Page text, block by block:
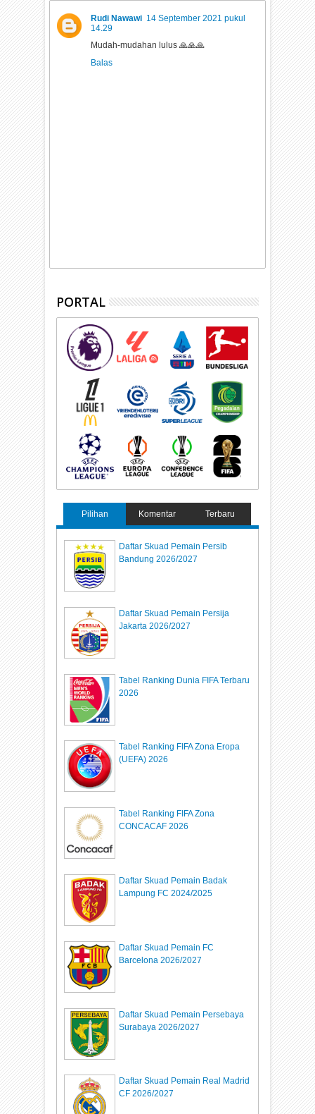
Rudi Nawawi 14 September 2021 pukul
14.29
Mudah-mudahan lulus 🙏🙏🙏
Balas
PORTAL
Pilihan Komentar Terbaru
Daftar Skuad Pemain Persib
Bandung 2026/2027
Daftar Skuad Pemain Persija
Jakarta 2026/2027
Tabel Ranking Dunia FIFA Terbaru
2026
Tabel Ranking FIFA Zona Eropa
(UEFA) 2026
Tabel Ranking FIFA Zona
CONCACAF 2026
Daftar Skuad Pemain Badak
Lampung FC 2024/2025
Daftar Skuad Pemain FC
Barcelona 2026/2027
Daftar Skuad Pemain Persebaya
Surabaya 2026/2027
Daftar Skuad Pemain Real Madrid
CF 2026/2027